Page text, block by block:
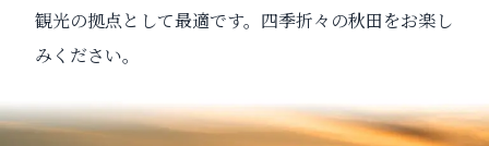
観光の拠点として最適です。四季折々の秋田をお楽し
みください。